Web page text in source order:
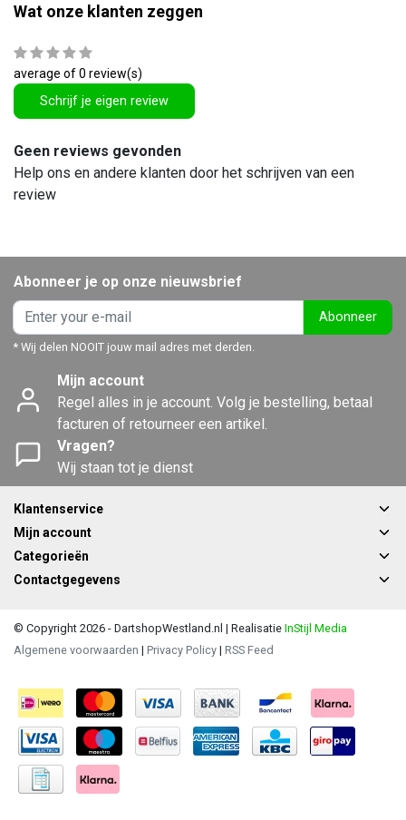
Wat onze klanten zeggen
average of 0 review(s)
Schrijf je eigen review
Geen reviews gevonden
Help ons en andere klanten door het schrijven van een
review
Abonneer je op onze nieuwsbrief
Abonneer
* Wij delen NOOIT jouw mail adres met derden.
Mijn account
Regel alles in je account. Volg je bestelling, betaal
facturen of retourneer een artikel.
Vragen?
Wij staan tot je dienst
Klantenservice
Mijn account
Categorieën
Contactgegevens
© Copyright 2026 - DartshopWestland.nl | Realisatie InStijl Media
Algemene voorwaarden | Privacy Policy | RSS Feed